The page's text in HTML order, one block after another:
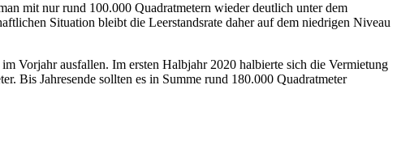
mit nur rund 100.000 Quadratmetern wieder deutlich unter dem
Situation bleibt die Leerstandsrate daher auf dem niedrigen Niveau
Vorjahr ausfallen. Im ersten Halbjahr 2020 halbierte sich die Vermietung
Bis Jahresende sollten es in Summe rund 180.000 Quadratmeter